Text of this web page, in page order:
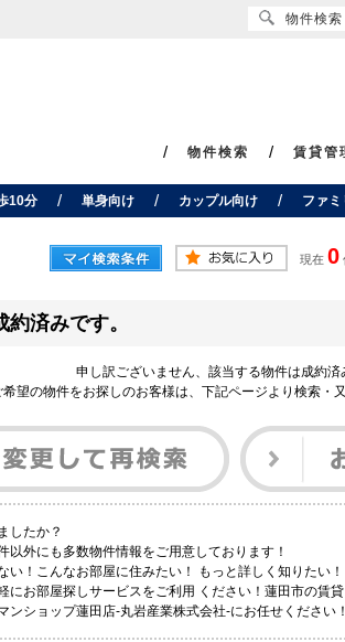
物件検索 賃貸管
10分 単身向け カップル向け ファ
現在 0
済みです。
申し訳ございません、該当する物件は成約済
希望の物件をお探しのお客様は、下記ページより検索・
したか？
以外にも多数物件情報をご用意しております！
い！こんなお部屋に住みたい！ もっと詳しく知りたい！
にお部屋探しサービスをご利用 ください！蓮田市の賃貸
ンショップ蓮田店-丸岩産業株式会社-にお任せください
物件検索